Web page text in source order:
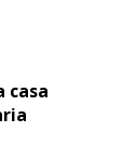
casa